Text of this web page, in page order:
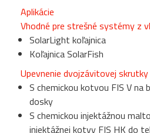
Aplikácie
Vhodné pre strešné systémy z
SolarLight koľajnica
Koľajnica SolarFish
Upevnenie dvojzávitovej skrutky
S chemickou kotvou FIS V na
dosky
S chemickou injektážnou
injektážnej kotvy FIS HK do